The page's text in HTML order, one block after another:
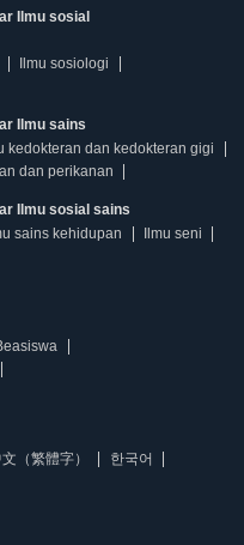
Ilmu sosial
Ilmu sosiologi
Ilmu sains
kedokteran dan kedokteran gigi
dan perikanan
Ilmu sosial sains
sains kehidupan
Ilmu seni
（繁體字）
한국어